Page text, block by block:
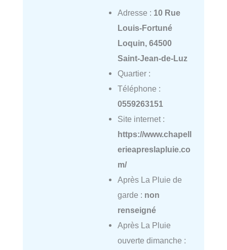
Adresse : 10 Rue
Louis-Fortuné
Loquin, 64500
Saint-Jean-de-Luz
Quartier :
Téléphone :
0559263151
Site internet :
https://www.chapell
erieapreslapluie.co
m/
Après La Pluie de
garde : non
renseigné
Après La Pluie
ouverte dimanche :